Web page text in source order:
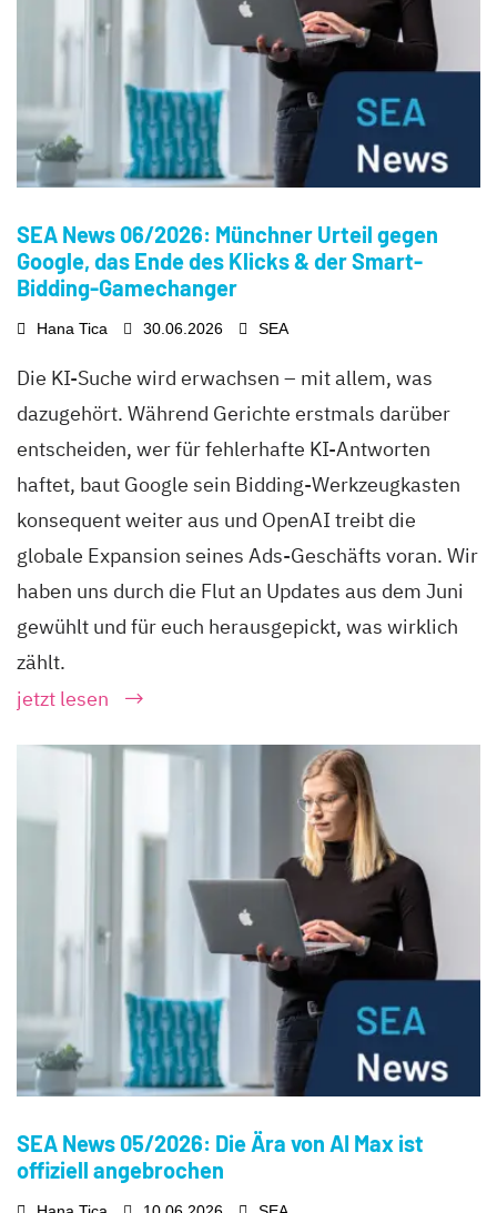
SEA News 06/2026: Münchner Urteil gegen
Google, das Ende des Klicks & der Smart-
Bidding-Gamechanger
Hana Tica 30.06.2026 SEA
Die KI-Suche wird erwachsen – mit allem, was
dazugehört. Während Gerichte erstmals darüber
entscheiden, wer für fehlerhafte KI-Antworten
haftet, baut Google sein Bidding-Werkzeugkasten
konsequent weiter aus und OpenAI treibt die
globale Expansion seines Ads-Geschäfts voran. Wir
haben uns durch die Flut an Updates aus dem Juni
gewühlt und für euch herausgepickt, was wirklich
zählt.
jetzt lesen
SEA News 05/2026: Die Ära von AI Max ist
offiziell angebrochen